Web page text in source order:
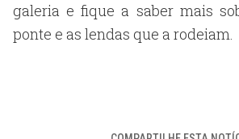
galeria e fique a saber mais
ponte e as lendas que a rodeiam.